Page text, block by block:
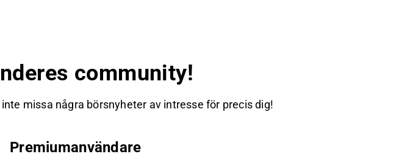
community!
missa några börsnyheter av intresse för precis dig!
Premiumanvändare